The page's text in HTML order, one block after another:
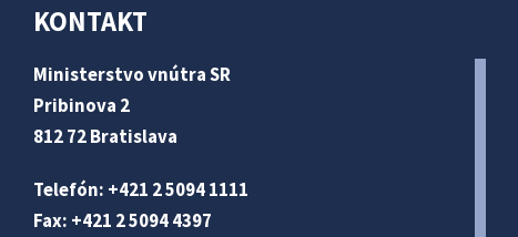
KONTAKT
Ministerstvo vnútra SR
Pribinova 2
812 72 Bratislava
Telefón: +421 2 5094 1111
Fax: +421 2 5094 4397